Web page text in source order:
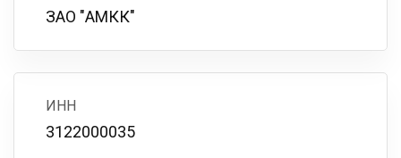
ЗАО "АМКК"
ИНН
3122000035